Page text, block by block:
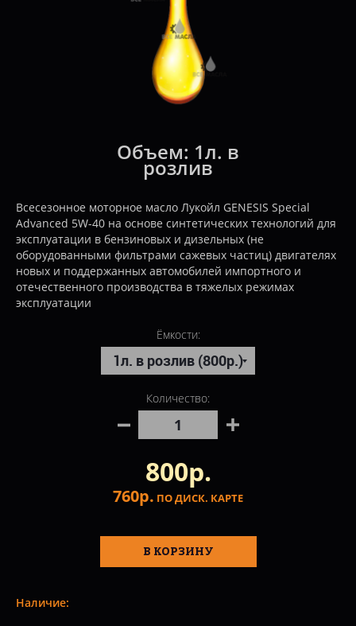
Объем: 1л. в
розлив
Всесезонное моторное масло Лукойл GENESIS Special
Advanced 5W-40 на основе синтетических технологий для
эксплуатации в бензиновых и дизельных (не
оборудованными фильтрами сажевых частиц) двигателях
новых и поддержанных автомобилей импортного и
отечественного производства в тяжелых режимах
эксплуатации
Ёмкости:
Количество:
800р.
760р. ПО ДИСК. КАРТЕ
В КОРЗИНУ
Наличие: